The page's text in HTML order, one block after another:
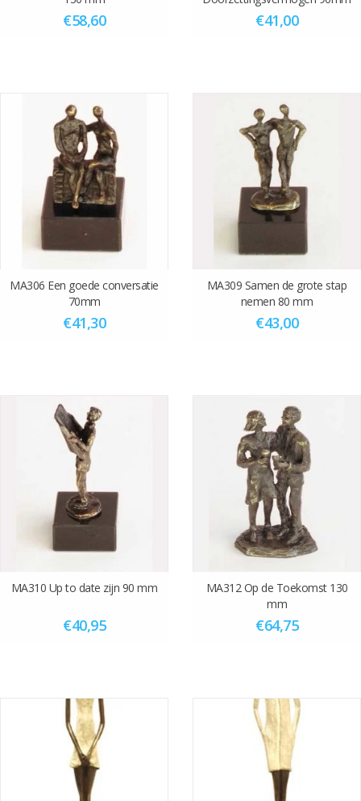
€58,60 €41,00
MA306 Een goede conversatie
70mm
€41,30
MA309 Samen de grote stap
nemen 80 mm
€43,00
MA310 Up to date zijn 90 mm
€40,95
MA312 Op de Toekomst 130
mm
€64,75